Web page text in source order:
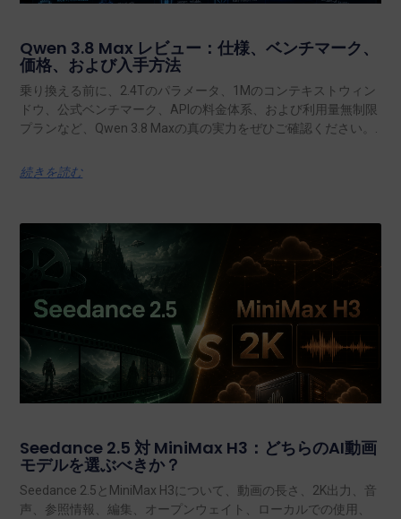
Qwen 3.8 Max レビュー：仕様、ベンチマーク、
価格、および入手方法
乗り換える前に、2.4Tのパラメータ、1Mのコンテキストウィン
ドウ、公式ベンチマーク、APIの料金体系、および利用量無制限
プランなど、Qwen 3.8 Maxの真の実力をぜひご確認ください。.
続きを読む
Seedance 2.5 対 MiniMax H3：どちらのAI動画
モデルを選ぶべきか？
Seedance 2.5とMiniMax H3について、動画の長さ、2K出力、音
声、参照情報、編集、オープンウェイト、ローカルでの使用、